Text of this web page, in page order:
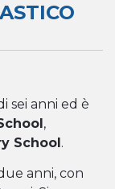
sei anni ed è
,
School.
anni, con